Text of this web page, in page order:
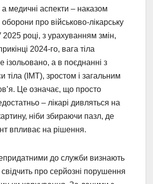
а медичні аспекти – наказом
оборони про військово-лікарську
2025 році, з урахуванням змін,
2024-го, вага тіла
ізольовано, а в поєднанні з
тіла (ІМТ), зростом і загальним
Це означає, що просто
– лікарі дивляться на
ніби збираючи пазл, де
впливає на рішення.
до служби визнають
про серйозні порушення